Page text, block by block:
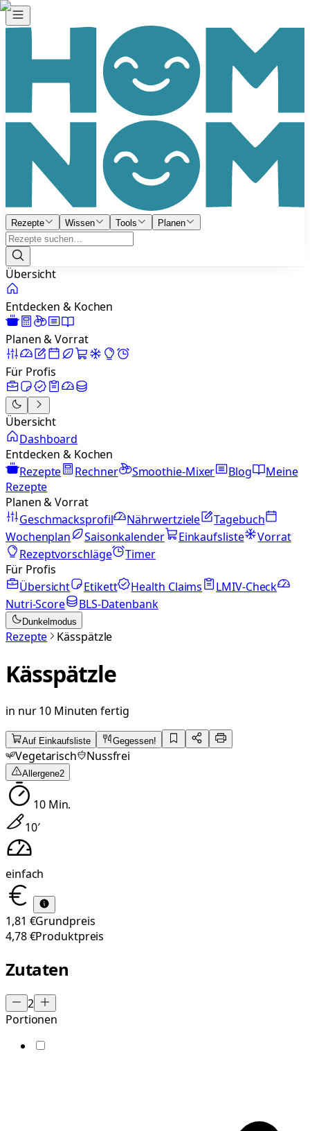
Rezepte Wissen Tools Planen
Übersicht
Entdecken & Kochen
Planen & Vorrat
Für Profis
Übersicht
Dashboard
Entdecken & Kochen
Rezepte
Rechner Smoothie-Mixer Blog
Meine
Rezepte
Planen & Vorrat
Geschmacksprofil
Nährwertziele
Tagebuch
Wochenplan
Saisonkalender Einkaufsliste
Vorrat
Rezeptvorschläge
Timer
Für Profis
Übersicht
Etikett Health Claims
LMIV-Check
Nutri-Score
BLS-Datenbank
Dunkelmodus
Rezepte Kässpätzle
Kässpätzle
in nur 10 Minuten fertig
Auf Einkaufsliste Gegessen!
Vegetarisch Nussfrei
Allergene2
10Min.
10′
einfach
1,81 €Grundpreis
4,78 €Produktpreis
Zutaten
2
Portionen